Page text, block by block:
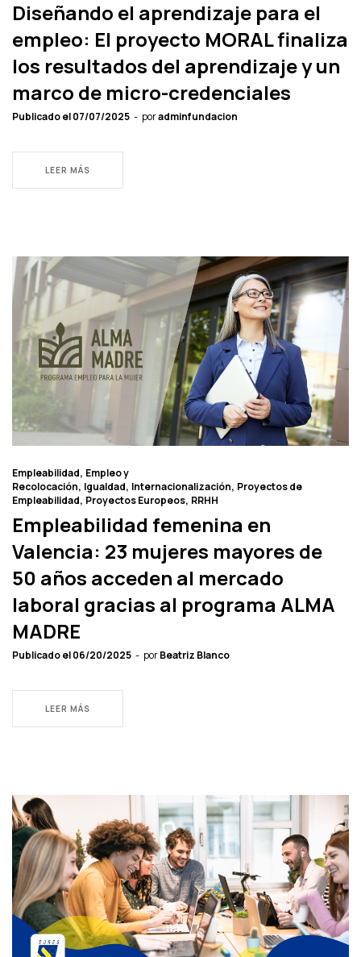
Diseñando el aprendizaje para el
empleo: El proyecto MORAL finaliza
los resultados del aprendizaje y un
marco de micro-credenciales
Publicado el07/07/2025 poradminfundacion
LEER MÁS
Empleabilidad Empleo y
Recolocación Igualdad Internacionalización Proyectos de
Empleabilidad Proyectos Europeos RRHH
Empleabilidad femenina en
Valencia: 23 mujeres mayores de
50 años acceden al mercado
laboral gracias al programa ALMA
MADRE
Publicado el06/20/2025 porBeatriz Blanco
LEER MÁS